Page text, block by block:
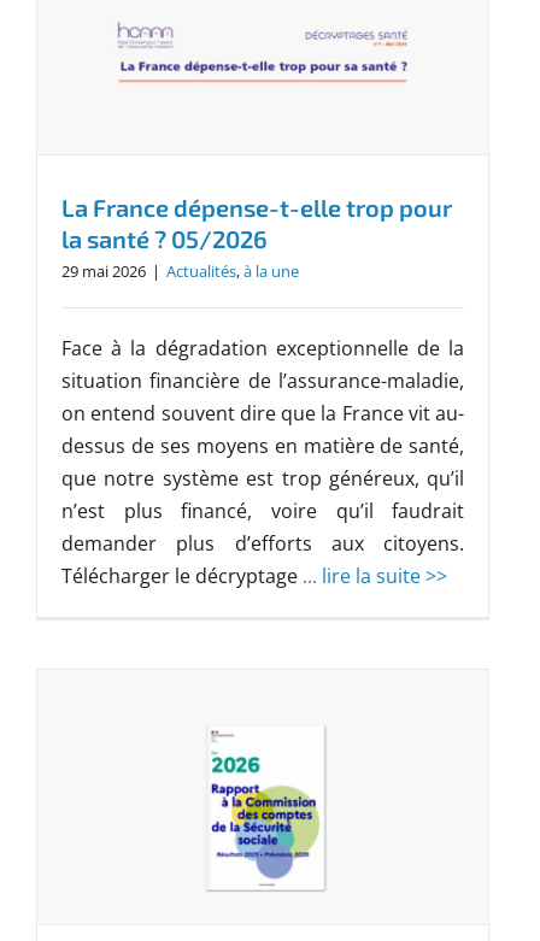
La France dépense-t-elle trop pour
la santé ? 05/2026
29 mai 2026 | Actualités,à la une
Face à la dégradation exceptionnelle de la
situation financière de l’assurance-maladie,
on entend souvent dire que la France vit au-
dessus de ses moyens en matière de santé,
que notre système est trop généreux, qu’il
n’est plus financé, voire qu’il faudrait
demander plus d’efforts aux citoyens.
Télécharger le décryptage ... lire la suite >>